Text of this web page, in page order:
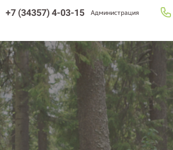
Администрация
+7 (34357) 4-03-15